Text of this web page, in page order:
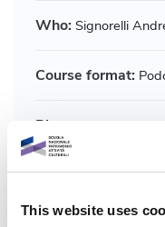
This website uses
Who: Signorelli
Course format:
Plan:
Macro skills: